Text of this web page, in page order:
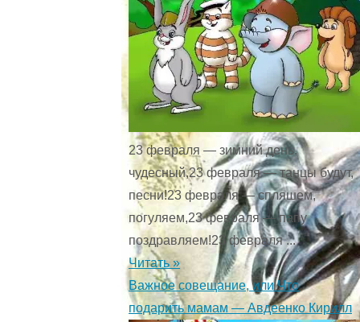
23 февраля — зимний день,
чудесный,23 февраля — танцы будут,
песни!23 февраля — спляшем,
погуляем,23 февраля — папу
поздравляем!23 февраля ...
Читать »
Важное совещание, или Что
подарить мамам — Авдеенко Кирилл